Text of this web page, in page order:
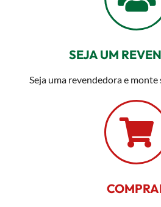
SEJA UM
Seja uma revendedora e